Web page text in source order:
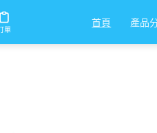
單
首頁 產品